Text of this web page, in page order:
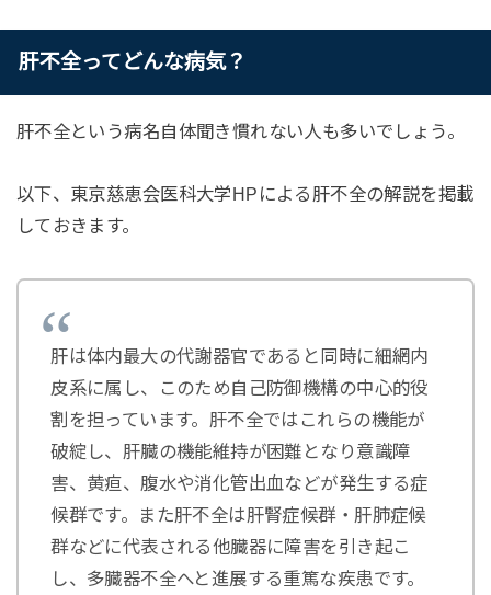
肝不全ってどんな病気？
肝不全という病名自体聞き慣れない人も多いでしょう。
以下、東京慈恵会医科大学HPによる肝不全の解説を掲載
しておきます。
肝は体内最大の代謝器官であると同時に細網内
皮系に属し、このため自己防御機構の中心的役
割を担っています。肝不全ではこれらの機能が
破綻し、肝臓の機能維持が困難となり意識障
害、黄疸、腹水や消化管出血などが発生する症
候群です。また肝不全は肝腎症候群・肝肺症候
群などに代表される他臓器に障害を引き起こ
し、多臓器不全へと進展する重篤な疾患です。